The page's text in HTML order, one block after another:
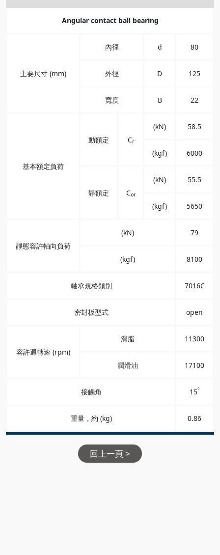
Angular contact ball bearing
主要尺寸 (mm)
內徑 d 80
外徑 D 125
寬度 B 22
基本額定負荷
動額定 Cr
(kN) 58.5
(kgf) 6000
靜額定 Cor
(kN) 55.5
(kgf) 5650
靜態容許軸向負荷
(kN) 79
(kgf) 8100
軸承規格類別 7016C
密封板型式 open
容許迴轉速 (rpm)
滑脂 11300
潤滑油 17100
接觸角 15°
重量，約 (kg) 0.86
回上一頁 >